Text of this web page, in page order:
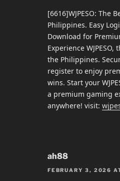
[6616]WJPESO: The
Philippines. Easy
Download for
Experience
the Philippines.
register to enjoy
wins. Start your
a premium gaming
anywhere! visit:
ah88
FEBRUARY 3, 2026